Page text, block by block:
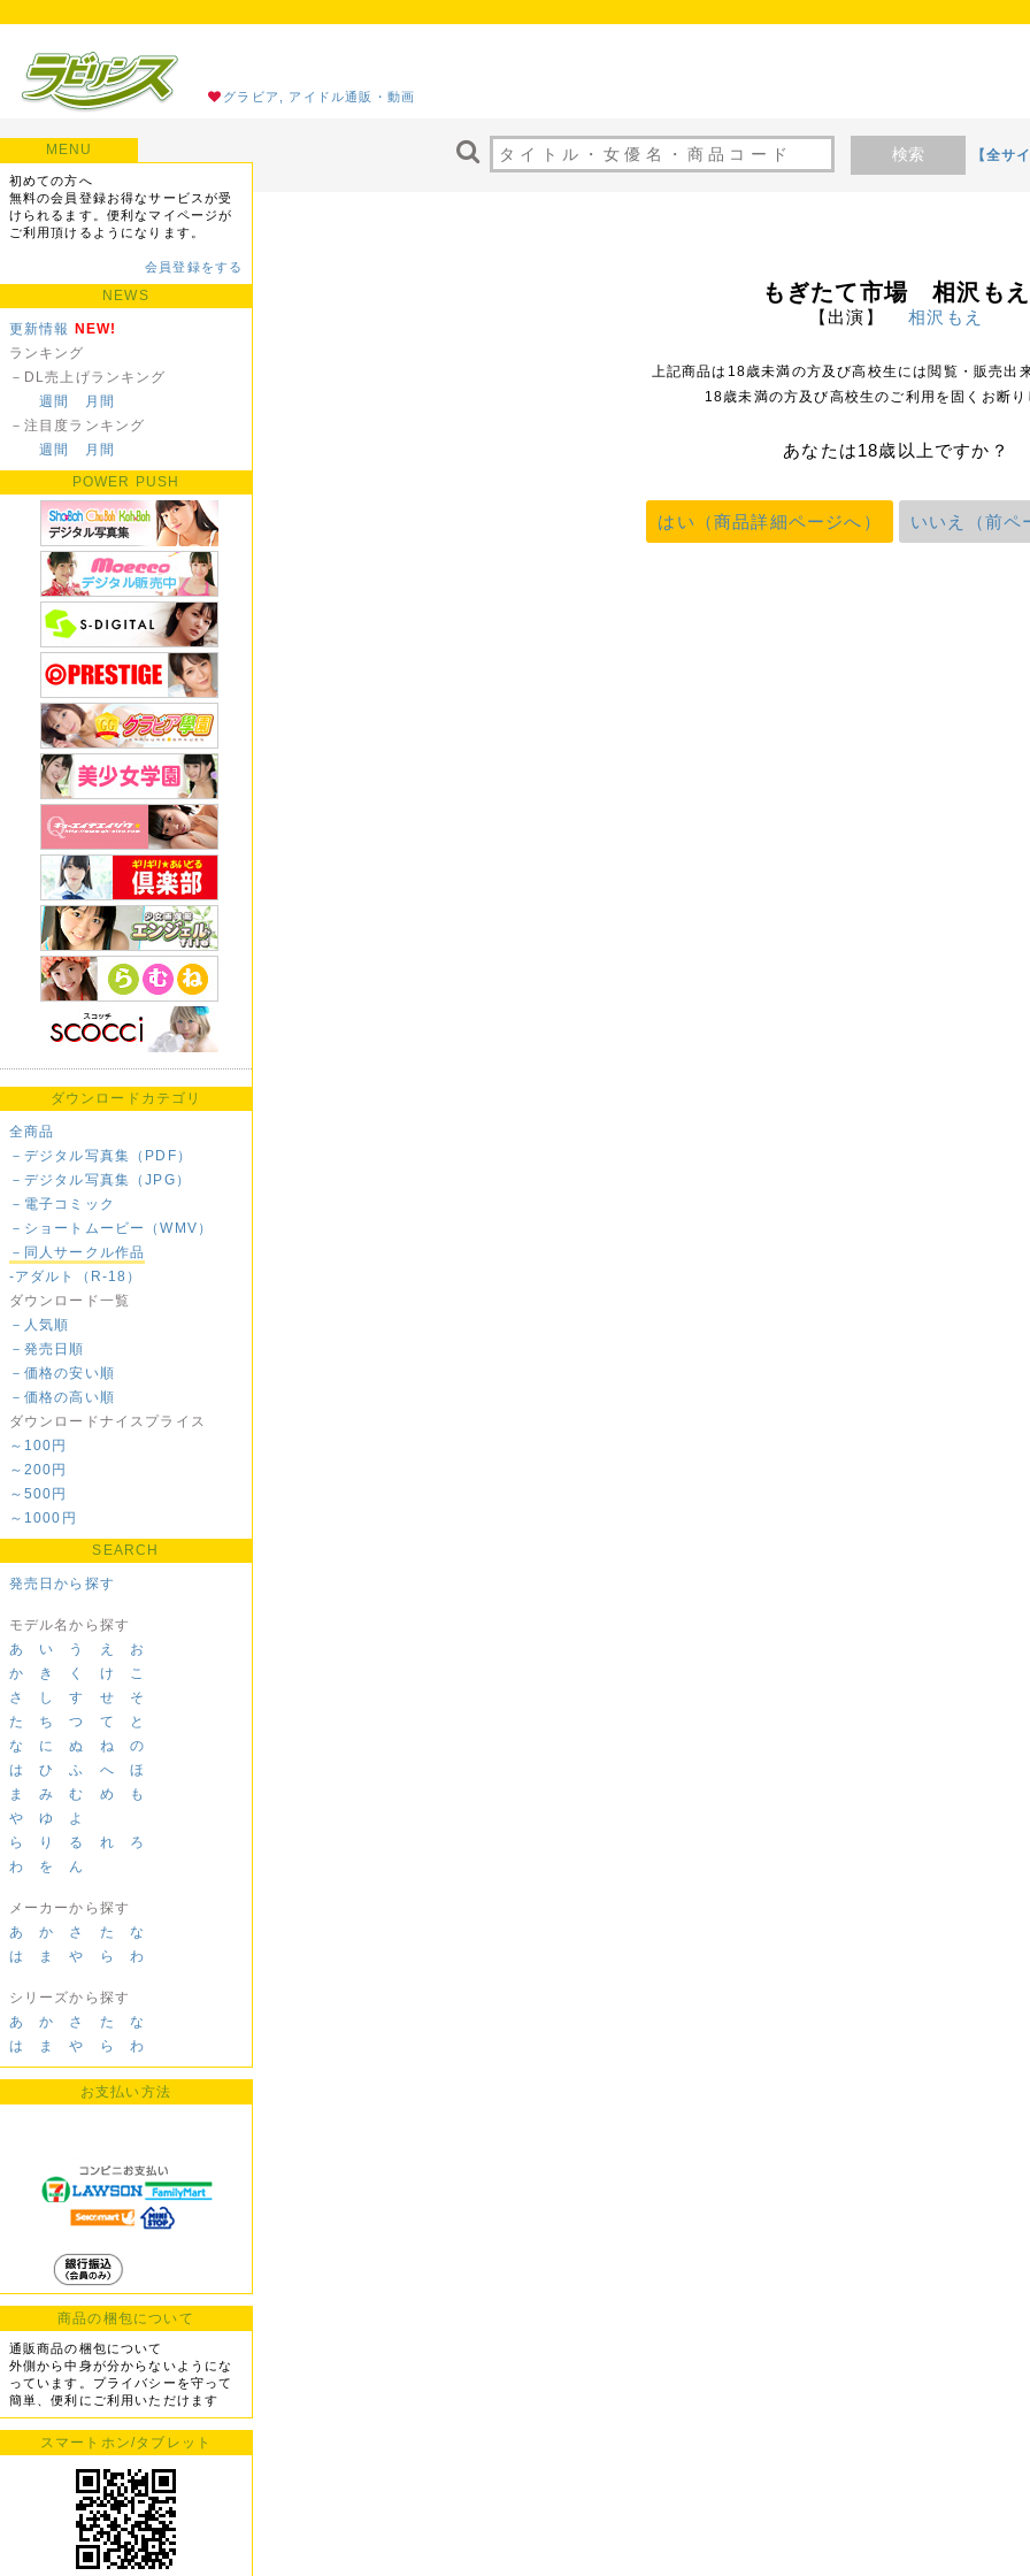
グラビア, アイドル通販・動画
検索 【全サ
MENU
初めての方へ
無料の会員登録お得なサービスが受
けられるます。便利なマイページが
ご利用頂けるようになります。
会員登録をする
NEWS
更新情報 NEW!
ランキング
－DL売上げランキング
週間
月間
－注目度ランキング
週間
月間
POWER PUSH
ダウンロードカテゴリ
全商品
－デジタル写真集（PDF）
－デジタル写真集（JPG）
－電子コミック
－ショートムービー（WMV）
－同人サークル作品
-アダルト（R-18）
ダウンロード一覧
－人気順
－発売日順
－価格の安い順
－価格の高い順
ダウンロードナイスプライス
～100円
～200円
～500円
～1000円
SEARCH
発売日から探す
モデル名から探す
あ
い う え
お
か
き く け
こ
さ
し す せ
そ
た
ち つ て
と
な
に ぬ ね
の
は
ひ ふ へ
ほ
ま
み む め
も
や
ゆ
よ
ら
り る れ
ろ
わ
を ん
メーカーから探す
あ
か さ た
な
は
ま や ら わ
シリーズから探す
あ
か さ た
な
は
ま や ら わ
お支払い方法
商品の梱包について
通販商品の梱包について
外側から中身が分からないようにな
っています。プライバシーを守って
簡単、便利にご利用いただけます
スマートホン/タブレット
もぎたて市場 相沢もえ
【出演】相沢もえ
上記商品は18歳未満の方及び高校生には閲覧・販売出
18歳未満の方及び高校生のご利用を固くお断り
あなたは18歳以上ですか？
はい（商品詳細ページへ） いいえ（前ペ